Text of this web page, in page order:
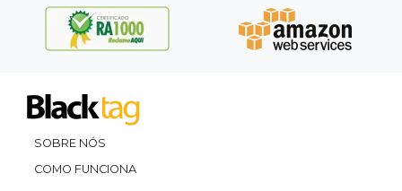
SOBRE NÓS
COMO FUNCIONA